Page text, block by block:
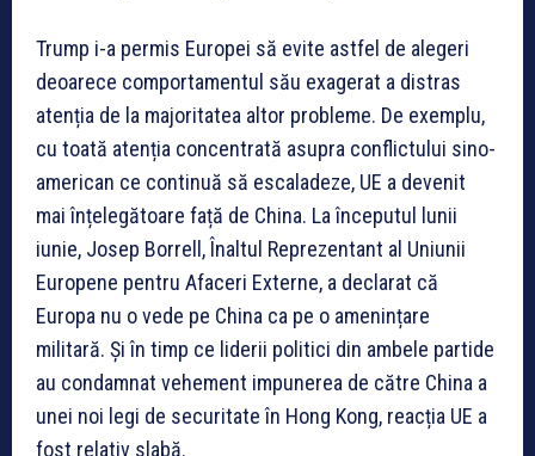
Trump i-a permis Europei să evite astfel de alegeri
deoarece comportamentul său exagerat a distras
atenția de la majoritatea altor probleme. De exemplu,
cu toată atenția concentrată asupra conflictului sino-
american ce continuă să escaladeze, UE a devenit
mai înțelegătoare față de China. La începutul lunii
iunie, Josep Borrell, Înaltul Reprezentant al Uniunii
Europene pentru Afaceri Externe, a declarat că
Europa nu o vede pe China ca pe o amenințare
militară. Și în timp ce liderii politici din ambele partide
au condamnat vehement impunerea de către China a
unei noi legi de securitate în Hong Kong, reacția UE a
fost relativ slabă.